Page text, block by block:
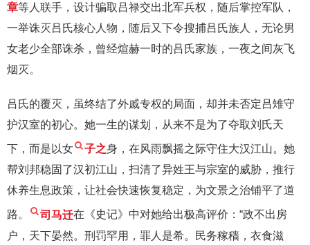
章等人联手，设计骗取吕禄交出北军兵权，随后掌控军队，
一举诛灭吕氏核心人物，随后又下令搜捕吕氏族人，无论男
女老少全部诛杀，曾经煊赫一时的吕氏家族，一夜之间灰飞
烟灭。
吕氏的覆灭，虽终结了外戚专权的局面，却并未否定吕雉守
护汉室的初心。她一生的谋划，从来不是为了夺取刘氏天
下，而是以女 子之身，在风雨飘摇之际守住大汉江山。她
帮刘邦稳固了汉初江山，扫清了异姓王与宗室的威胁，推行
休养生息政策，让社会快速恢复稳定，为文景之治铺平了道
路。 司马迁在《史记》中对她给出极高评价：“政不出房
户，天下晏然。刑罚罕用，罪人是希。民务稼穑，衣食滋